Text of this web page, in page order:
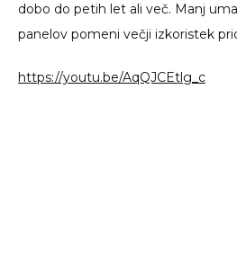
dobo do petih let ali več. Manj
panelov pomeni večji izkoristek
https://youtu.be/AqQJCEtlg_c